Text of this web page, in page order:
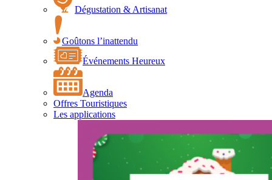
Dégustation & Artisanat
Goûtons l’inattendu
Événements Heureux
Agenda
Offres Touristiques
Les applications